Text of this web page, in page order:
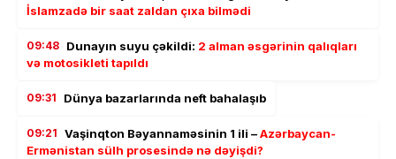
İslamzadə bir saat zaldan çıxa bilmədi
09:48 Dunayın suyu çəkildi: 2 alman əsgərinin qalıqları
və motosikleti tapıldı
09:31 Dünya bazarlarında neft bahalaşıb
09:21 Vaşinqton Bəyannaməsinin 1 ili –Azərbaycan-
Ermənistan sülh prosesində nə dəyişdi?